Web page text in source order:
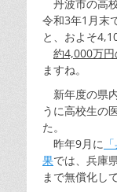
丹波市の高
令和3年1月末
と、およそ
約4,000万
ますね。
新年度の県
うに高校生の
た。
昨年9月に
果では、兵庫
まで無償化し